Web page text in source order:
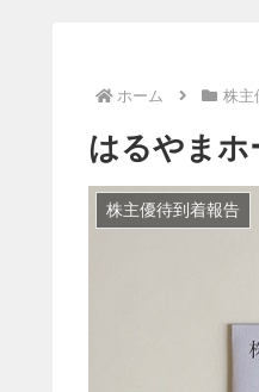
ホーム 株主
はるやまホ
株主優待到着報告